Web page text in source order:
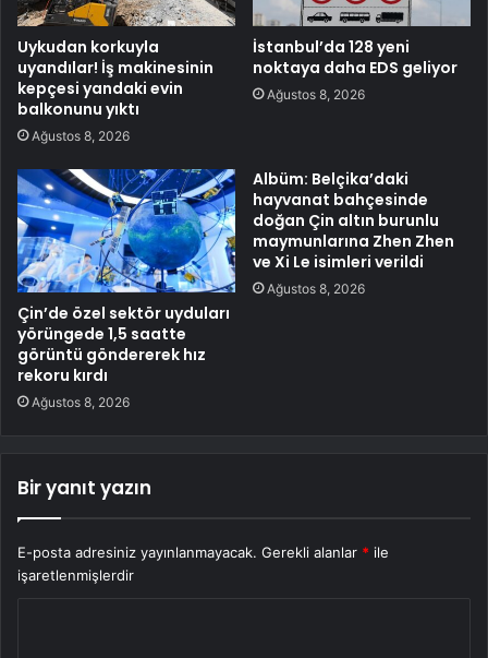
Uykudan korkuyla
uyandılar! İş makinesinin
kepçesi yandaki evin
balkonunu yıktı
Ağustos 8, 2026
İstanbul’da 128 yeni
noktaya daha EDS geliyor
Ağustos 8, 2026
Çin’de özel sektör uyduları
yörüngede 1,5 saatte
görüntü göndererek hız
rekoru kırdı
Ağustos 8, 2026
Albüm: Belçika’daki
hayvanat bahçesinde
doğan Çin altın burunlu
maymunlarına Zhen Zhen
ve Xi Le isimleri verildi
Ağustos 8, 2026
Bir yanıt yazın
E-posta adresiniz yayınlanmayacak. Gerekli alanlar * ile
işaretlenmişlerdir